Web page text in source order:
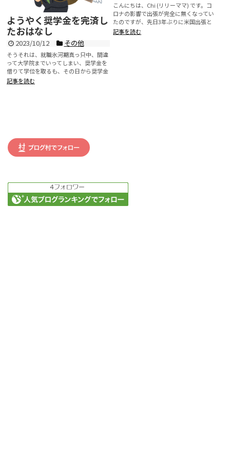
ようやく奨学金を完済し
たおはなし
2023/10/12 その他
そうそれは、就職氷河期真っ只中、間違
って大学院までいってしまい、奨学金を
借りて学位を取るも、その日から奨学金
の返済が始まりました。...
記事を読む
こんにちは、Chi (リリーママ) です。コ
ロナの影響で出張が完全に無くなってい
たのですが、先日3年ぶりに米国出張と
なり、久々の国際線利用...
記事を読む